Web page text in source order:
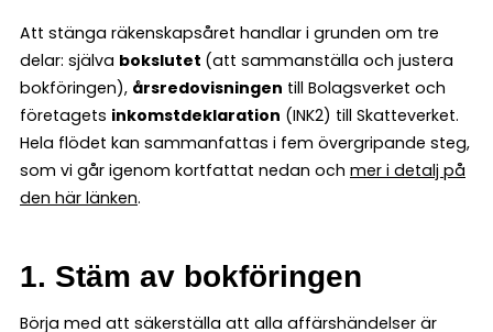
Att stänga räkenskapsåret handlar i grunden om tre
delar: själva bokslutet (att sammanställa och justera
bokföringen), årsredovisningen till Bolagsverket och
företagets inkomstdeklaration (INK2) till Skatteverket.
Hela flödet kan sammanfattas i fem övergripande steg,
som vi går igenom kortfattat nedan och mer i detalj på
den här länken.
1. Stäm av bokföringen
Börja med att säkerställa att alla affärshändelser är